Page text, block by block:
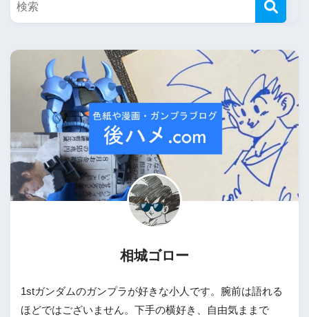
相城ゴロー
1stガンダムのガンプラが好きな小人です。腕前は語れる
ほどではございません。下手の横好き、自由気ままで